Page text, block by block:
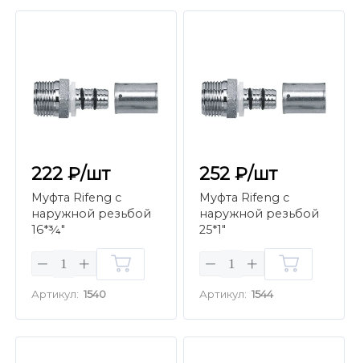
222 ₽/шт
Муфта Rifeng с
наружной резьбой
16*¾"
Артикул: 1540
252 ₽/шт
Муфта Rifeng с
наружной резьбой
25*1"
Артикул: 1544